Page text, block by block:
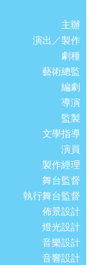
主辦
演出／製作
劇種
藝術總監
編劇
導演
監製
文學指導
演員
製作經理
舞台監督
執行舞台監督
佈景設計
燈光設計
音樂設計
音響設計